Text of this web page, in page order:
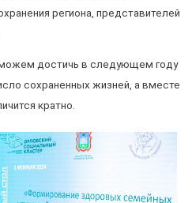
региона, представителей
достичь в следующем году
сохраненных жизней, а вместе
кратно.